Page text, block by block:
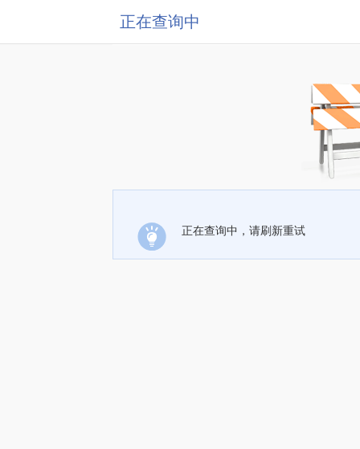
正在查询中
正在查询中，请刷新重试